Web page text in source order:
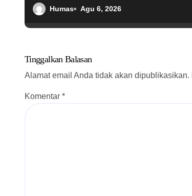
o
dalam Praktik Ritus Baptis Bayi
Humas Agu 6, 2026
Tinggalkan Balasan
Alamat email Anda tidak akan dipublikasikan.
Komentar *